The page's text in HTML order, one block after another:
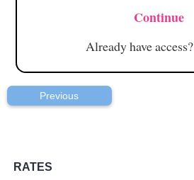
Continue
Already have access?
Previous
RATES